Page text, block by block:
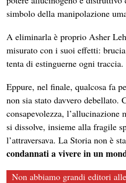
simbolo della manipolazione
A eliminarla è proprio Asher
misurato con i suoi effetti:
tenta di estinguerne ogni traccia.
Eppure, nel finale, qualcosa fa
non sia stato davvero debellato.
consapevolezza, l’allucinazione
si dissolve, insieme alla fragile
l’attraversava. La Storia non è
condannati a vivere in un
Non abbiamo grandi editori